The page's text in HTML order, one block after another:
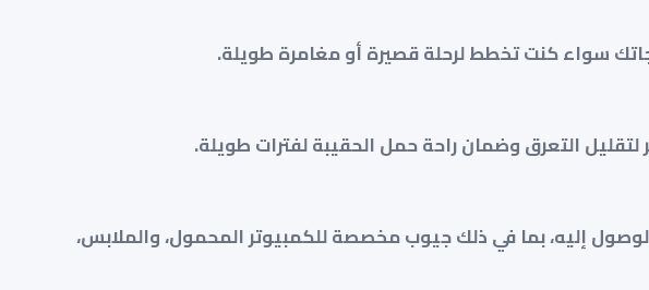
التعرق وضمان راحة حمل الحقيبة لفترات طويلة.
إليه، بما في ذلك جيوب مخصصة للكمبيوتر المحمول، والملابس،